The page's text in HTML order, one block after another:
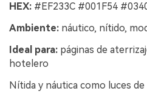
HEX: #EF233C #001F54
Ambiente: náutico, nítido,
Ideal para: páginas de
hotelero
Nítida y náutica como luces